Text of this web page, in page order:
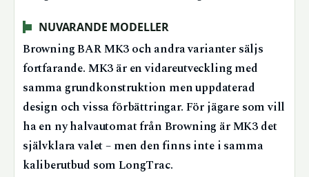
NUVARANDE MODELLER
Browning BAR MK3 och andra varianter säljs
fortfarande. MK3 är en vidareutveckling med
samma grundkonstruktion men uppdaterad
design och vissa förbättringar. För jägare som vill
ha en ny halvautomat från Browning är MK3 det
självklara valet – men den finns inte i samma
kaliberutbud som LongTrac.